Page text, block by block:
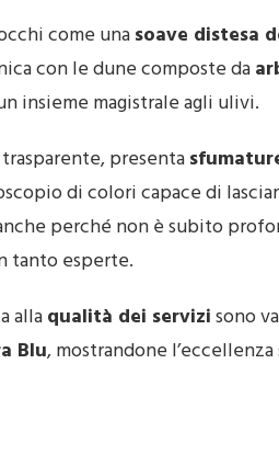
come unasoave distesa
con le dune composte da
insieme magistrale agli ulivi.
presenta
di colori capace di
perché non è subito
tanto esperte.
allaqualità dei servizisono
Blu, mostrandone